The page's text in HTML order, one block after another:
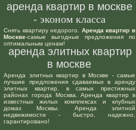
аренда квартир в москве
- эконом класса
Снять квартиру недорого. Аренда квартир в
Москве-самые выгодные предложения по
оптимальным ценам!
аренда элитных квартир
в москве
Аренда элитных квартир в Москве - самые
лучшие предложения сдаваемых в аренду
элитных квартир, в самых престижных
районах города Москва. Аренда квартир в
известных жилых комплексах и клубных
домах Москвы. Аренда элитной
недвижимости - быстро, надежно,
гарантировано!